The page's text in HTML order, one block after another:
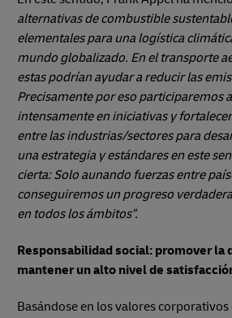
alternativas de combustible
elementales para una logística
mundo globalizado. En el transporte
estas podrían ayudar a reducir las
Precisamente por eso participaremos
intensamente en iniciativas y
entre las industrias/sectores para
una estrategia y estándares en este
cierta: Solo aunando fuerzas entre
conseguiremos un progreso
en todos los ámbitos".
Responsabilidad social: promover la
mantener un alto nivel de
Basándose en los valores corporativos